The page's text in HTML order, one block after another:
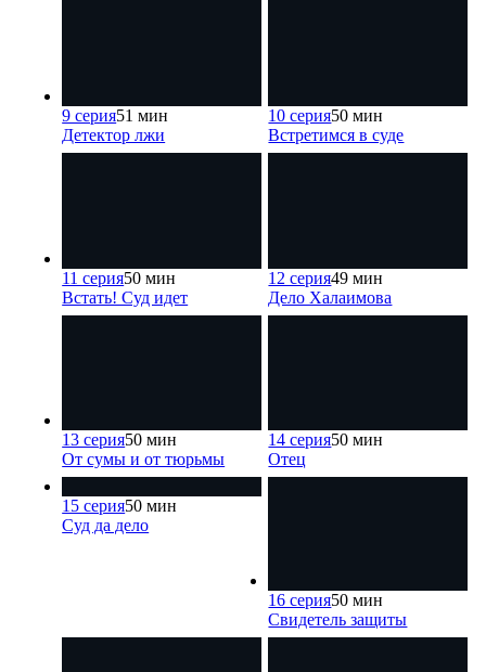
9 серия51 мин
Детектор лжи
10 серия50 мин
Встретимся в суде
11 серия50 мин
Встать! Суд идет
12 серия49 мин
Дело Халаимова
13 серия50 мин
От сумы и от тюрьмы
14 серия50 мин
Отец
15 серия50 мин
Суд да дело
16 серия50 мин
Свидетель защиты